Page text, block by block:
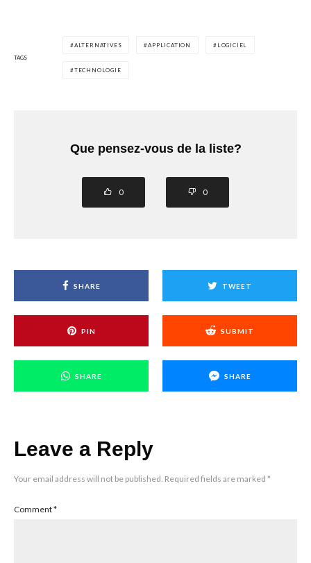
TAGS
ALTERNATIVES APPLICATION LOGICIEL
TECHNOLOGIE
Que pensez-vous de la liste?
0 0
SHARE TWEET
PIN SUBMIT
SHARE SHARE
Leave a Reply
Your email address will not be published. Required fields are marked *
Comment*